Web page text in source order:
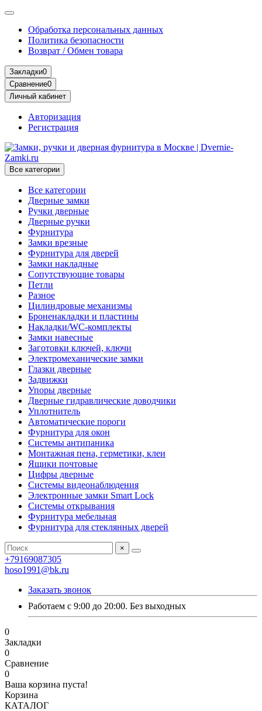
Обработка персональных данных
Политика безопасности
Возврат / Обмен товара
Закладки0
Сравнение0
Личный кабинет
Авторизация
Регистрация
Все категории
Все категории
Дверные замки
Ручки дверные
Дверные ручки
Фурнитура
Замки врезные
Фурнитура для дверей
Замки накладные
Сопутствующие товары
Петли
Разное
Цилиндровые механизмы
Броненакладки и пластины
Накладки/WC-комплекты
Замки навесные
Заготовки ключей, ключи
Электромеханические замки
Глазки дверные
Задвижки
Упоры дверные
Дверные гидравлические доводчики
Уплотнитель
Автоматические пороги
Фурнитура для окон
Системы антипаника
Монтажная пена, герметики, клеи
Ящики почтовые
Цифры дверные
Системы видеонаблюдения
Электронные замки Smart Lock
Системы открывания
Фурнитура мебельная
Фурнитура для стеклянных дверей
×
+79169087305
hoso1991@bk.ru
Заказать звонок
Работаем с 9:00 до 20:00. Без выходных
0
Закладки
0
Сравнение
0
Ваша корзина пуста!
Корзина
КАТАЛОГ